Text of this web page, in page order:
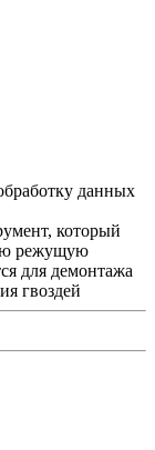
данных
который
режущую
для демонтажа
гвоздей